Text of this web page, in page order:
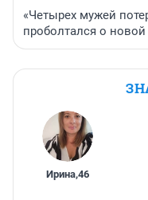
«Четырех мужей
проболтался о
Ирина,46